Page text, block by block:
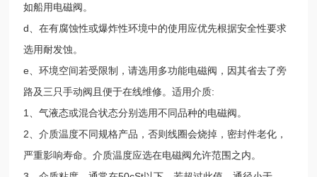
如船用电磁阀。
d、在有腐蚀性或爆炸性环境中的使用应优先根据安全性要求
选用耐发蚀。
e、环境空间若受限制，请选用多功能电磁阀，因其省去了旁
路及三只手动阀且便于在线维修。适用介质:
1、气液态或混合状态分别选用不同品种的电磁阀。
2、介质温度不同规格产品，否则线圈会烧掉，密封件老化，
严重影响寿命。介质温度应选在电磁阀允许范围之内。